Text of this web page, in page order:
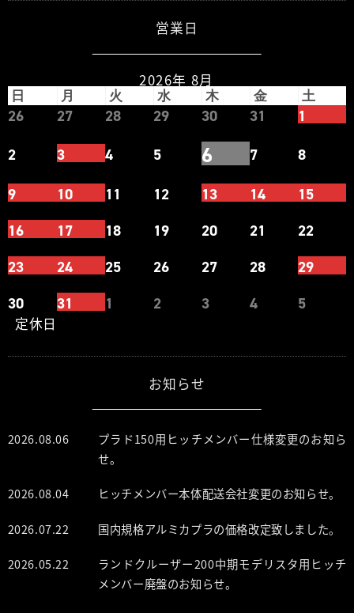
営業日
2026年 8月
日 月 火 水 木 金 土
26 27 28 29 30 31
1
2
3 4 5 6 7
8
9
10 11 12 13 14
15
16
17 18 19 20 21
22
23
24 25 26 27 28
29
30
31 1 2 3 4 5
定休日
お知らせ
2026.08.06
プラド150用ヒッチメンバー仕様変更のお知ら
せ。
2026.08.04 ヒッチメンバー本体配送会社変更のお知らせ。
2026.07.22 国内規格アルミカプラの価格改定致しました。
2026.05.22
ランドクルーザー200中期モデリスタ用ヒッチ
メンバー廃盤のお知らせ。